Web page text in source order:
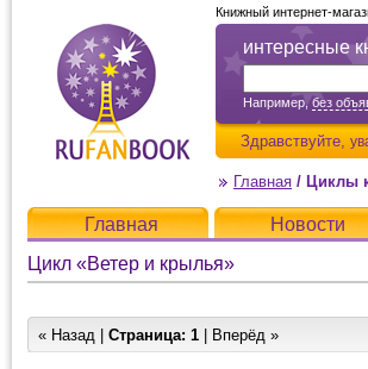
интересные
Например,без
Здравствуйте,
Книжный интернет-
Главная / Циклы
Главная Новости
Цикл «Ветер и крылья»
« Назад | Страница: 1 | Вперёд »